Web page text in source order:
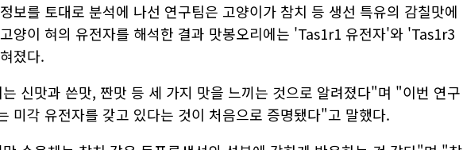
보를 토대로 분석에 나선 연구팀은 고양이가 참치 등 생선 특유의 감칠맛에
양이 혀의 유전자를 해석한 결과 맛봉오리에는 'Tas1r1 유전자'와 'Tas1r3
졌다.
신맛과 쓴맛, 짠맛 등 세 가지 맛을 느끼는 것으로 알려졌다"며 "이번 연구
미각 유전자를 갖고 있다는 것이 처음으로 증명됐다"고 말했다.